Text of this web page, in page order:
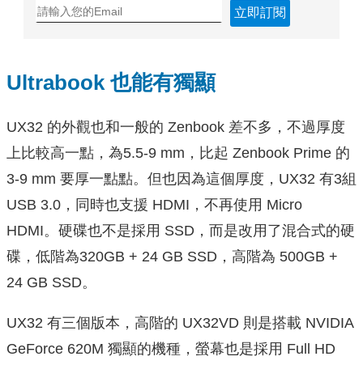
立即訂閱
Ultrabook 也能有獨顯
UX32 的外觀也和一般的 Zenbook 差不多，不過厚度
上比較高一點，為5.5-9 mm，比起 Zenbook Prime 的
3-9 mm 要厚一點點。但也因為這個厚度，UX32 有3組
USB 3.0，同時也支援 HDMI，不再使用 Micro
HDMI。硬碟也不是採用 SSD，而是改用了混合式的硬
碟，低階為320GB + 24 GB SSD，高階為 500GB +
24 GB SSD。
UX32 有三個版本，高階的 UX32VD 則是搭載 NVIDIA
GeForce 620M 獨顯的機種，螢幕也是採用 Full HD